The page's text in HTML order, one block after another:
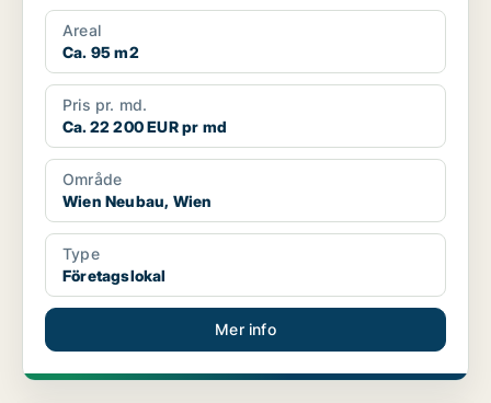
Areal
Ca. 95 m2
Pris pr. md.
Ca. 22 200 EUR pr md
Område
Wien Neubau, Wien
Type
Företagslokal
Mer info